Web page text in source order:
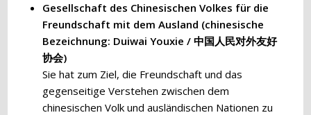
Gesellschaft des Chinesischen Volkes für die
Freundschaft mit dem Ausland (chinesische
Bezeichnung: Duiwai Youxie / 中国人民对外友好
协会)
Sie hat zum Ziel, die Freundschaft und das
gegenseitige Verstehen zwischen dem
chinesischen Volk und ausländischen Nationen zu